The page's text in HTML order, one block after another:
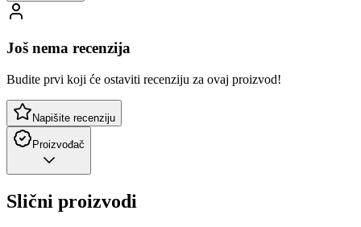
Još nema recenzija
Budite prvi koji će ostaviti recenziju za ovaj proizvod!
Napišite recenziju
Proizvođač
Slični proizvodi